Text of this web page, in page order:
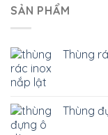
SẢN PHẨM
Thùng
Thùng